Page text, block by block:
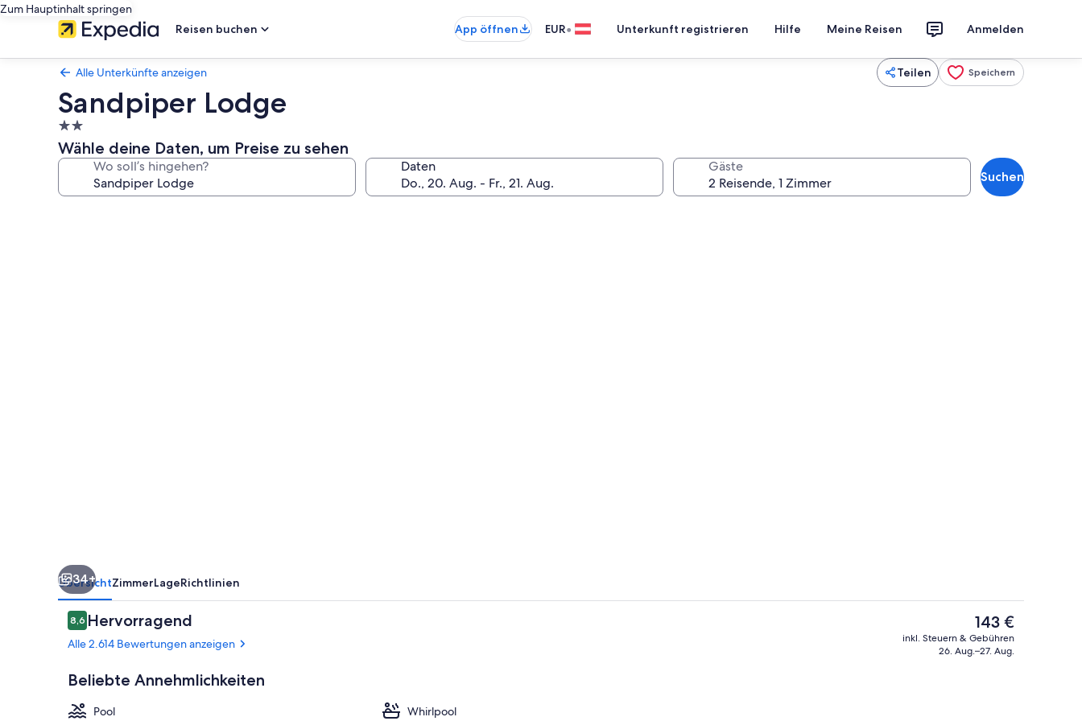
Zum Hauptinhalt springen
Reisen buchen
App öffnen EUR• Unterkunft registrieren Hilfe Meine Reisen Anmelden
Alle Unterkünfte anzeigen Teilen Speichern
Sandpiper Lodge
2.0-
Sterne-
Unterkunft
Wähle deine Daten, um Preise zu sehen
Wo soll’s hingehen? Daten Gäste
Suchen
Außen-Whirlpool
34+
ÜbersichtZimmerLageRichtlinien
Bewertungen
8,68,6 von 10.
Hervorragend
Alle 2.614 Bewertungen anzeigen
Beliebte Annehmlichkeiten
Pool
Whirlpool
Der
aktuelle
Preis
143 €
inkl. Steuern & Gebühren
26. Aug.–27. Aug.